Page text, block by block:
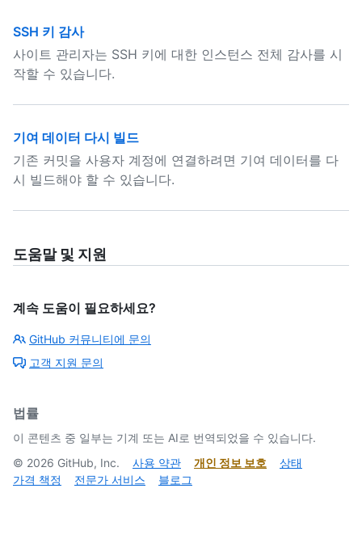
SSH 키 감사
사이트 관리자는 SSH 키에 대한 인스턴스 전체 감사를 시
작할 수 있습니다.
기여 데이터 다시 빌드
기존 커밋을 사용자 계정에 연결하려면 기여 데이터를 다
시 빌드해야 할 수 있습니다.
도움말 및 지원
계속 도움이 필요하세요?
GitHub 커뮤니티에 문의
고객 지원 문의
법률
이 콘텐츠 중 일부는 기계 또는 AI로 번역되었을 수 있습니다.
© 2026 GitHub, Inc. 사용 약관 개인 정보 보호
상태
가격 책정
전문가 서비스 블로그